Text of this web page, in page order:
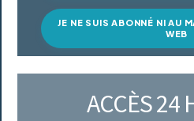
JE NE SUIS ABONNÉ NI AU
WEB
ACCÈS 24